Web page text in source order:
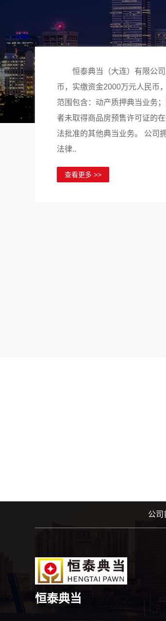
恒泰典当（大连）有限公
币，实缴资金2000万元人民币
范围包含：动产质押典当业务
者未取得商品房预售许可证的
法批准的其他典当业务。 公司
法律..
查看更多 >>
公司
恒泰典当